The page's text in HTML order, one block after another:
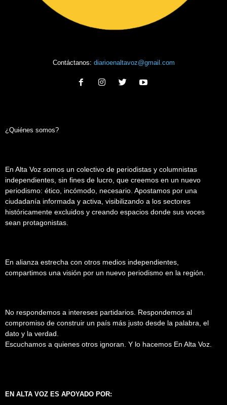
Contáctanos: diarioenaltavoz@gmail.com
¿Quiénes somos?
En Alta Voz somos un colectivo de periodistas y columnistas
independientes, sin fines de lucro, que creemos en un nuevo
periodismo: ético, incómodo, necesario. Apostamos por una
ciudadanía informada y activa, visibilizando a los sectores
históricamente excluidos y creando espacios donde sus voces
sean protagonistas.
En alianza estrecha con otros medios independientes,
compartimos una visión por un nuevo periodismo en la región.
No respondemos a intereses partidarios. Respondemos al
compromiso de construir un país más justo desde la palabra, el
dato y la verdad.
Escuchamos a quienes otros ignoran. Y lo hacemos En Alta Voz.
EN ALTA VOZ ES APOYADO POR: